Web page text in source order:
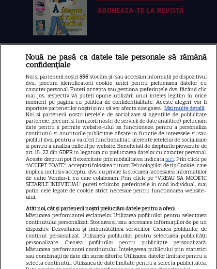
ABONEAZA-TE LA REVISTĂ
Libertatea
Libertatea pentru femei
GSP
Știri mondene
Avantaje
Elle
Unica
Retete practice
URMĂREȘTE-NE PE
Copyright2026Ringier Romania – Toate Drepturile rezervate
Nouă ne pasă ca datele tale personale să rămână
confidențiale
Noi și partenerii noștri596 stocăm și/sau accesăm informații pe dispozitivul
dvs., precum identificatorii cookie unici pentru prelucrarea datelor cu
caracter personal. Puteți accepta sau gestiona preferințele dvs. făcând clic
mai jos, respectiv vă puteți opune utilizării unui interes legitim în orice
moment pe pagina cu politica de confidențialitate. Aceste alegeri vor fi
raportate partenerilor noștri și nu vă vor afecta navigarea. Mai multe detalii
Noi si partenerii nostri (retelele de socializare si agentiile de publicitate
partenere, precum si furnizorii nostri de servicii de date analitice) prelucram
date pentru a permite website-ului sa functioneze, pentru a personaliza
continutul si anunturile publicitare afisate in functie de interesele si/sau
profilul dvs., pentru a va oferi functionalitati aferente retelelor de socializare
si pentru a analiza traficul pe website. Beneficiati de drepturile prevazute de
art. 15-22 din GDPR in legatura cu prelucrarea datelor cu caracter personal.
Aceste drepturi pot fi exercitate prin modalitatea indicataaici. Prin click pe
“ACCEPT TOATE”, acceptati folosirea tuturor Tehnologiilor de tip Cookie, care
implica inclusiv acceptul dvs. cu privire la stocarea/accesarea informatiilor
de catre Vendor-ii cu care colaboram. Prin click pe “VREAU SA MODIFIC
SETARILE INDIVIDUAL” puteti schimba preferintele in mod individual, mai
putin cele legate de cookie strict necesare pentru functionarea website-
ului.
Atât noi, cât și partenerii noștri prelucrăm datele pentru a oferi:
Măsurarea performanței reclamelor. Utilizarea profilurilor pentru selectarea
conținutului personalizat. Stocarea și/sau accesarea informațiilor de pe un
dispozitiv. Dezvoltarea și îmbunătățirea serviciilor. Crearea profilurilor de
conținut personalizat. Utilizarea profilurilor pentru selectarea publicității
personalizate. Crearea profilurilor pentru publicitate personalizată.
Măsurarea performanței conținutului. Înțelegerea publicului prin statistici
sau combinații de date din surse diferite. Utilizarea datelor limitate pentru a
selecta conținutul. Utilizarea de date limitate pentru a selecta publicitatea.